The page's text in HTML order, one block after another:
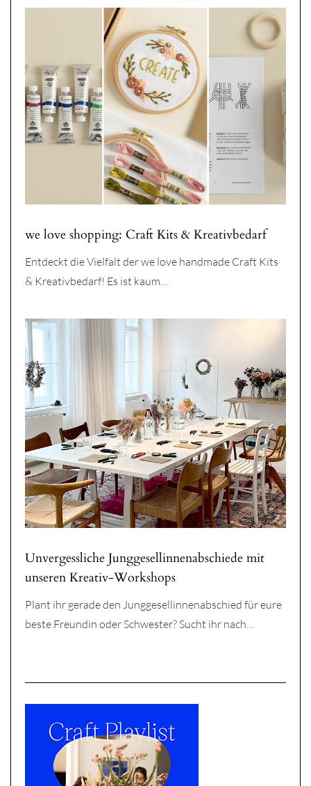
we love shopping: Craft Kits & Kreativbedarf
Entdeckt die Vielfalt der we love handmade Craft Kits
& Kreativbedarf! Es ist kaum…
Unvergessliche Junggesellinnenabschiede mit
unseren Kreativ-Workshops
Plant ihr gerade den Junggesellinnenabschied für eure
beste Freundin oder Schwester? Sucht ihr nach…